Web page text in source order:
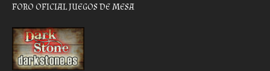
FORO OFICIAL JUEGOS DE MESA